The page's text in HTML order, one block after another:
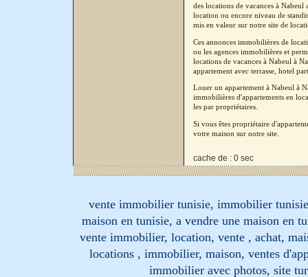
des locations de vacances à
location ou encore niveau de
mis en valeur sur notre site de
Ces annonces immobilières de
ou les agences immobilières et
locations de vacances à Nabeul à
appartement avec terrasse, hotel
Louer un appartement à Nabeul à
immobilières d'appartements en
les par propriétaires.
Si vous êtes propriétaire
votre maison sur notre site.
cache de : 0 sec
vente immobilier tunisie, immobilier
maison en tunisie, a vendre une maison en
vente immobilier, location, vente , achat,
locations , immobilier, maison, ventes
immobilier avec photos, site